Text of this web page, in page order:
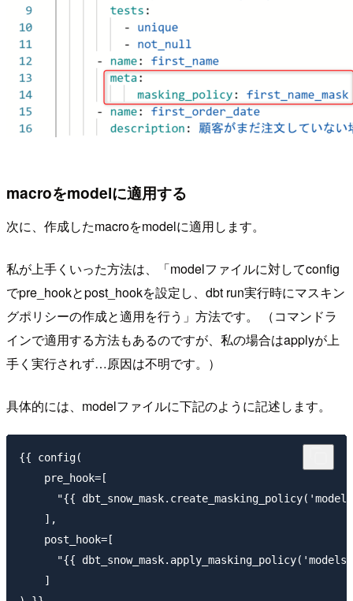
macroをmodelに適用する
次に、作成したmacroをmodelに適用します。
私が上手くいった方法は、「modelファイルに対してconfig
でpre_hookとpost_hookを設定し、dbt run実行時にマスキン
グポリシーの作成と適用を行う」方法です。 （コマンドラ
インで適用する方法もあるのですが、私の場合はapplyが上
手く実行されず…原因は不明です。）
具体的には、modelファイルに下記のように記述します。
{{ config(
    pre_hook=[
"{{
    ],
    post_hook=[
"{{
    ]